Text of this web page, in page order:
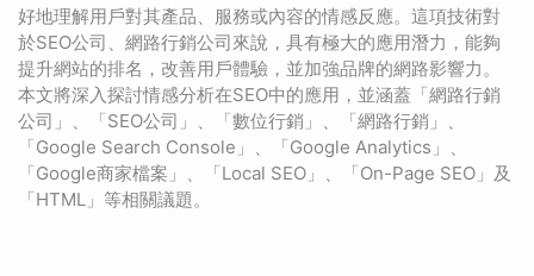
好地理解用戶對其產品、服務或內容的情感反應。這項技術對
於SEO公司、網路行銷公司來說，具有極大的應用潛力，能夠
提升網站的排名，改善用戶體驗，並加強品牌的網路影響力。
本文將深入探討情感分析在SEO中的應用，並涵蓋「網路行銷
公司」、「SEO公司」、「數位行銷」、「網路行銷」、
「Google Search Console」、「Google Analytics」、
「Google商家檔案」、「Local SEO」、「On-Page SEO」及
「HTML」等相關議題。